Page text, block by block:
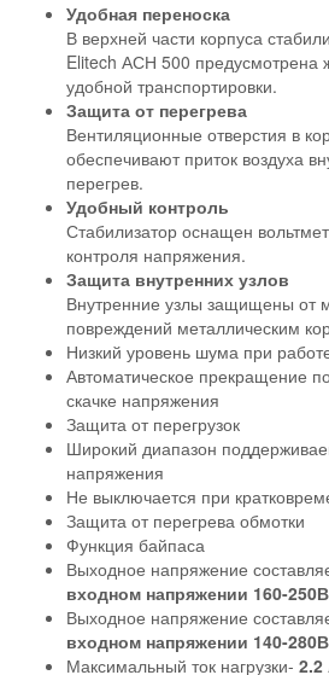
Удобная переноска
В верхней части корпуса
Elitech АСН 500 предусмотрена
удобной транспортировки.
Защита от перегрева
Вентиляционные отверстия в
обеспечивают приток воздуха
перегрев.
Удобный контроль
Стабилизатор оснащен
контроля напряжения.
Защита внутренних узлов
Внутренние узлы защищены от
повреждений металлическим
Низкий уровень шума при
Автоматическое прекращение
скачке напряжения
Защита от перегрузок
Широкий диапазон
напряжения
Не выключается при
Защита от перегрева обмотки
Функция байпаса
Выходное напряжение
входном напряжении 160-250В
Выходное напряжение
входном напряжении 140-280В
Максимальный ток нагрузки- 2.2